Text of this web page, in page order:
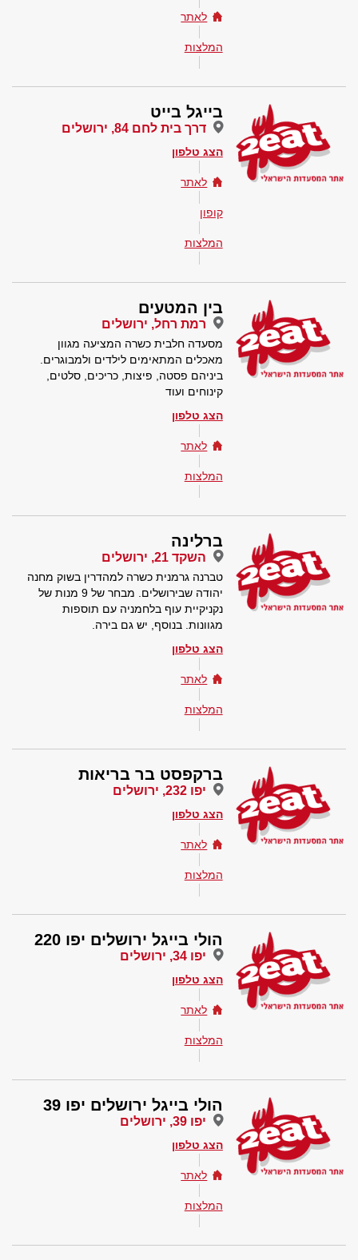
לאתר
המלצות
בייגל בייט
דרך בית לחם 84, ירושלים
הצג טלפון
לאתר
קופון
המלצות
בין המטעים
רמת רחל, ירושלים
מסעדה חלבית כשרה המציעה מגוון
מאכלים המתאימים לילדים ולמבוגרים.
ביניהם פסטה, פיצות, כריכים, סלטים,
קינוחים ועוד
הצג טלפון
לאתר
המלצות
ברלינה
השקד 21, ירושלים
טברנה גרמנית כשרה למהדרין בשוק מחנה
יהודה שבירושלים. מבחר של 9 מנות של
נקניקיית עוף בלחמניה עם תוספות
מגוונות. בנוסף, יש גם בירה.
הצג טלפון
לאתר
המלצות
ברקפסט בר בריאות
יפו 232, ירושלים
הצג טלפון
לאתר
המלצות
הולי בייגל ירושלים יפו 220
יפו 34, ירושלים
הצג טלפון
לאתר
המלצות
הולי בייגל ירושלים יפו 39
יפו 39, ירושלים
הצג טלפון
לאתר
המלצות